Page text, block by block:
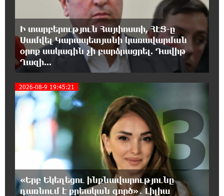
20:51:38 8-08-2026
Զելենսկին ու Վուչիչը քննարկել են
համագործակցությունն ընդլայնելու
հնարավորությունները
20:33:21 8-08-2026
Հրդեհի ահազանգ Սայաթ-Նովա
պողոտայում. շենքից տարհանվել է 5
բնակիչ
20:14:36 8-08-2026
Ճապոնական Յակիշիմե կերամիկայի
ցուցահանդեսը երկարաձգվել է մինչև
օգոստոսի 30-ը
19:55:28 8-08-2026
Ի տարբերություն Հայփոստի, ՀԷՑ-ը
Սամվել Կարապետյանի կառավարման
օրոք սակագին չի բարձրացրել. Դավիթ
Ղազի...
2026-08-9 19:45:21
«Երբ Եկեղեցու ինքնավարությունը
դառնում է քրեական գործ»․ Լիլիա
3